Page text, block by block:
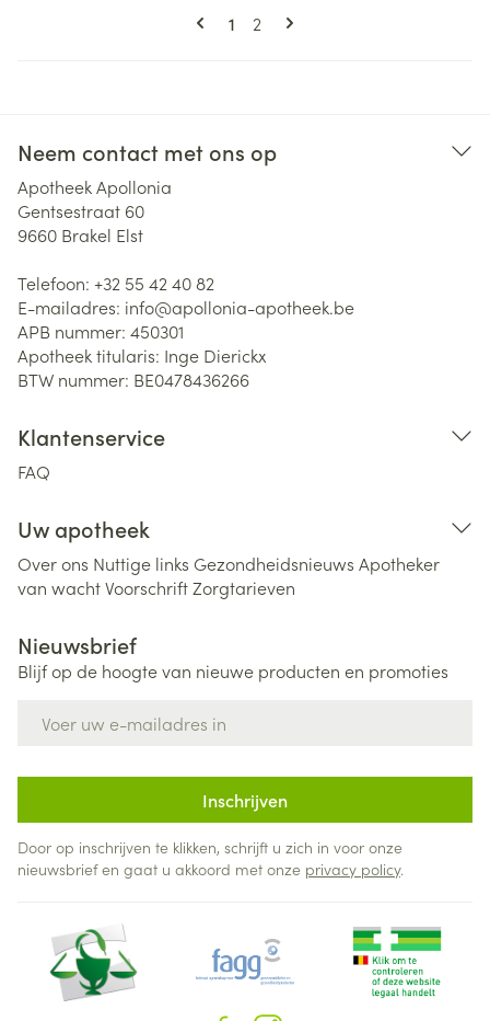
Pagina's
U lees momenteel pagina
1 Pagina
2
Neem contact met ons op
Apotheek Apollonia
Gentsestraat 60
9660 Brakel Elst
Telefoon: +32 55 42 40 82
E-mailadres: info@apollonia-apotheek.be
APB nummer: 450301
Apotheek titularis: Inge Dierickx
BTW nummer: BE0478436266
Klantenservice
FAQ
Uw apotheek
Over ons Nuttige links Gezondheidsnieuws Apotheker
van wachtVoorschriftZorgtarieven
Nieuwsbrief
Blijf op de hoogte van nieuwe producten en promoties
Inschrijven
Door op inschrijven te klikken, schrijft u zich in voor onze
nieuwsbrief en gaat u akkoord met onze privacy policy.